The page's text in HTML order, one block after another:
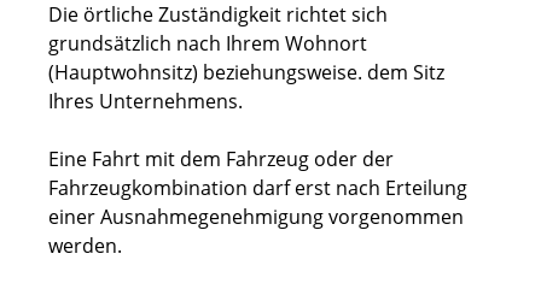
Die örtliche Zuständigkeit richtet sich
grundsätzlich nach Ihrem Wohnort
(Hauptwohnsitz) beziehungsweise. dem Sitz
Ihres Unternehmens.
Eine Fahrt mit dem Fahrzeug oder der
Fahrzeugkombination darf erst nach Erteilung
einer Ausnahmegenehmigung vorgenommen
werden.